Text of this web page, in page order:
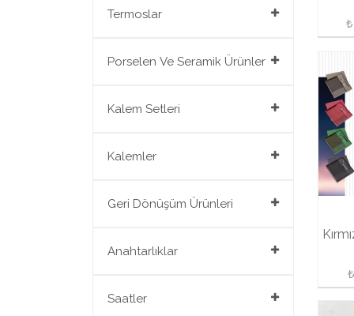
Powerbank
Hesap Makinesi
Termoslar
Termoslar
Porselen Ve Seramik Ürünler
Seramik Kupalar
Süblime Kupalar
Kalem Setleri
Kalem Setleri
Kalemler
Metal Kalemler
Kurşun Kalemler
Geri Dönüşüm Ürünleri
Geri Dönüşüm Ürünler
Anahtarlıklar
Anahtarlıklar
Saatler